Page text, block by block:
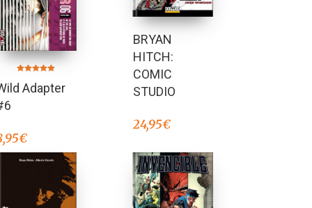
5.00
de 5Adapter
€
BRYAN
HITCH:
COMIC
STUDIO
24,95€